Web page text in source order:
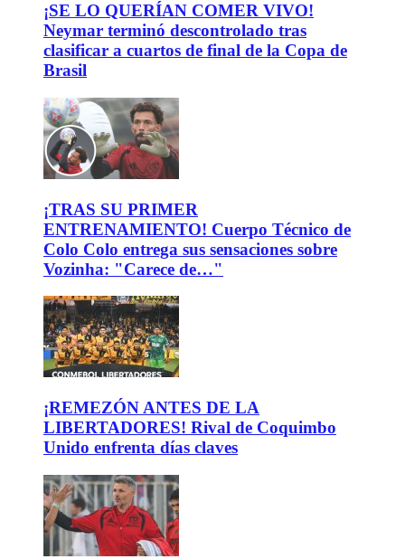
¡SE LO QUERÍAN COMER VIVO!
Neymar terminó descontrolado tras
clasificar a cuartos de final de la Copa de
Brasil
¡TRAS SU PRIMER
ENTRENAMIENTO! Cuerpo Técnico de
Colo Colo entrega sus sensaciones sobre
Vozinha: "Carece de…"
¡REMEZÓN ANTES DE LA
LIBERTADORES! Rival de Coquimbo
Unido enfrenta días claves